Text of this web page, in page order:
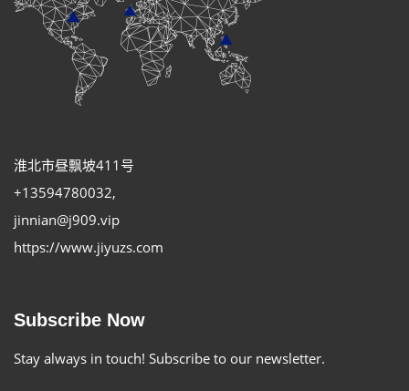
淮北市昼飘坡411号
+13594780032,
jinnian@j909.vip
https://www.jiyuzs.com
Subscribe Now
Stay always in touch! Subscribe to our newsletter.